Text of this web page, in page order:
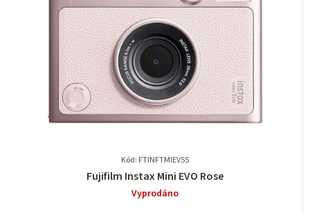
Kód: FTINFTMIEV55
Průměrné
hodnocení
Fujifilm Instax Mini EVO Rose
Vyprodáno